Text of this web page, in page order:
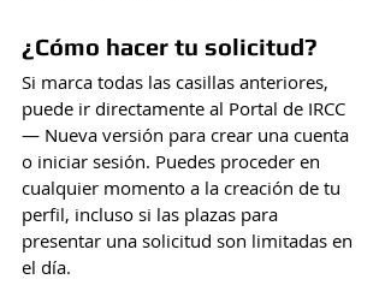
¿Cómo hacer tu solicitud?
Si marca todas las casillas anteriores,
puede ir directamente al Portal de IRCC
— Nueva versión para crear una cuenta
o iniciar sesión. Puedes proceder en
cualquier momento a la creación de tu
perfil, incluso si las plazas para
presentar una solicitud son limitadas en
el día.